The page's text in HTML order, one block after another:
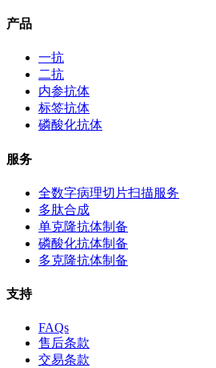
产品
一抗
二抗
内参抗体
标签抗体
磷酸化抗体
服务
全数字病理切片扫描服务
多肽合成
单克隆抗体制备
磷酸化抗体制备
多克隆抗体制备
支持
FAQs
售后条款
交易条款